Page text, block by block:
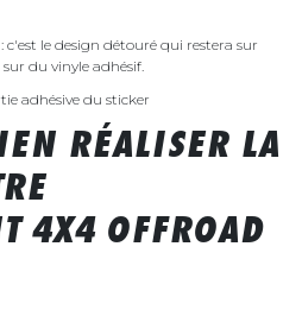
c'est le design détouré qui restera sur
du vinyle adhésif.
adhésive du sticker
RÉALISER LA
4X4 OFFROAD